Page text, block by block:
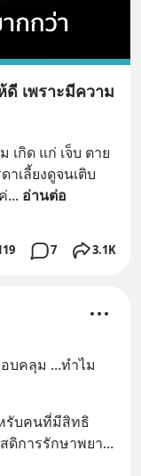
เพราะมีความ
กิด แก่ เจ็บ ตาย
าเลี้ยงดูจนเติบ
... อ่านต่อ
7 3.1K
บคลุม ...ทำไม
รับคนที่มีสิทธิ
ดิการรักษาพยา